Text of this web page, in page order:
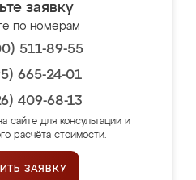
заявку
по номерам
511-89-55
665-24-01
409-68-13
сайте для консультации и
расчёта стоимости.
ЗАЯВКУ